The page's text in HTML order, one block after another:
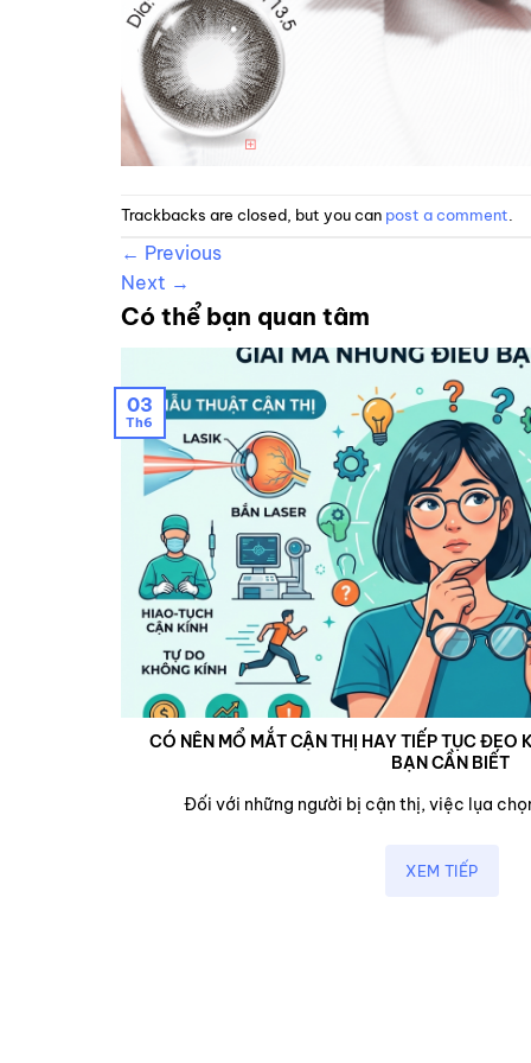
Trackbacks are closed, but you can post a comment
← Previous
Next →
Có thể bạn quan tâm
CÓ NÊN MỔ MẮT CẬN THỊ HAY TIẾP TỤC ĐEO
BẠN CẦN BIẾT
Đối với những người bị cận thị, việc lụa
XEM TIẾP
03
Th6